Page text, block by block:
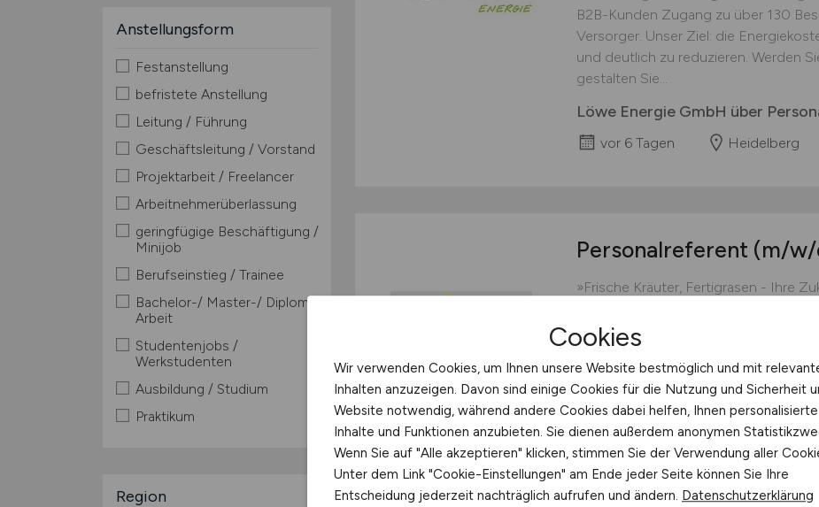
Anstellungsform
Festanstellung
befristete Anstellung
Leitung / Führung
Geschäftsleitung / Vorstand
Projektarbeit / Freelancer
Arbeitnehmerüberlassung
geringfügige Beschäftigung /
Minijob
Berufseinstieg / Trainee
Bachelor-/ Master-/ Diplom-
Arbeit
Studentenjobs /
Werkstudenten
Ausbildung / Studium
Praktikum
Region
B2B-Kunden Zugang zu über 130
Versorger. Unser Ziel: die
und deutlich zu reduzieren. Werden
gestalten Sie...
Löwe Energie GmbH über
vor 6 Tagen Heidelberg
Personalreferent (m/
»Frische Kräuter, Fertigrasen - Ihre
Sie suchen nach einer beruflichen
Naturverbundenheit,
Dann sind Sie bei uns genau richtig!
Schnittkräuter in Deutschland. Auf
südhessischen Bürstadt kultivieren
Küchenkräuter....
Böttcher Gartenbau
26.07.2026 Bürstadt
Cookies
Wir verwenden Cookies, um Ihnen unsere Website bestmöglich und mit
Inhalten anzuzeigen. Davon sind einige Cookies für die Nutzung und Sicherheit
Website notwendig, während andere Cookies dabei helfen, Ihnen personalisierte
Inhalte und Funktionen anzubieten. Sie dienen außerdem anonymen
Wenn Sie auf "Alle akzeptieren" klicken, stimmen Sie der Verwendung aller
Unter dem Link "Cookie-Einstellungen" am Ende jeder Seite können Sie Ihre
Entscheidung jederzeit nachträglich aufrufen und ändern. Datenschutzerklärung